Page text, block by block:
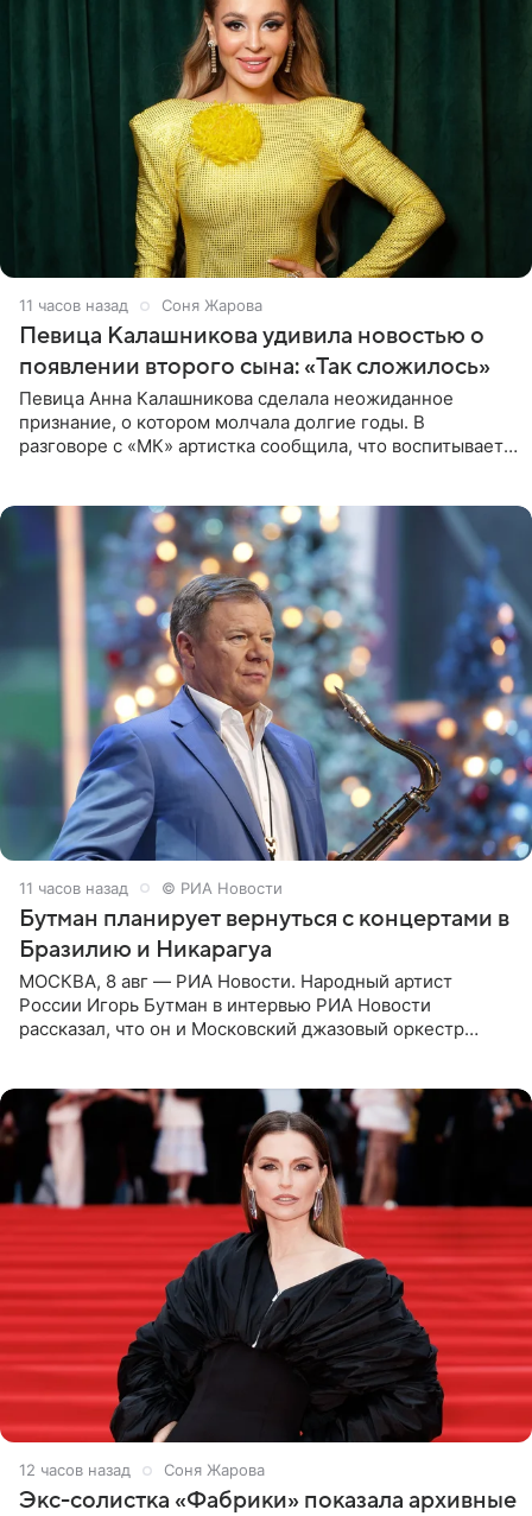
11 часов назад Соня Жарова
Певица Калашникова удивила новостью о
появлении второго сына: «Так сложилось»
Певица Анна Калашникова сделала неожиданное
признание, о котором молчала долгие годы. В
разговоре с «МК» артистка сообщила, что воспитывает
11 часов назад © РИА Новости
Бутман планирует вернуться с концертами в
Бразилию и Никарагуа
МОСКВА, 8 авг — РИА Новости. Народный артист
России Игорь Бутман в интервью РИА Новости
рассказал, что он и Московский джазовый оркестр
12 часов назад Соня Жарова
Экс-солистка «Фабрики» показала архивные